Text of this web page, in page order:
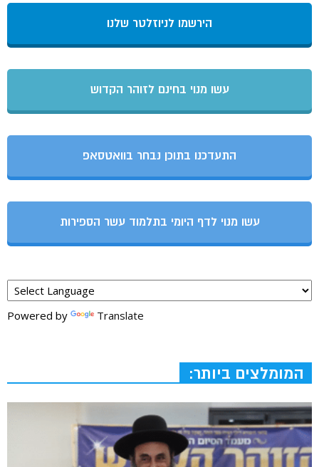
הירשמו לניוזלטר שלנו
עשו מנוי בחינם לזוהר הקדוש
התעדכנו בתוכן נבחר בוואטסאפ
עשו מנוי לדף היומי בתלמוד עשר הספירות
Powered by Translate
המומלצים ביותר: